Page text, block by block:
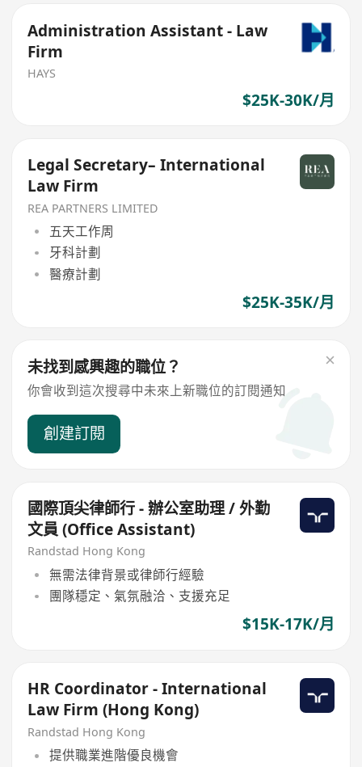
Administration Assistant - Law
Firm
HAYS
$25K-30K/月
Legal Secretary– International
Law Firm
REA PARTNERS LIMITED
五天工作周
牙科計劃
醫療計劃
$25K-35K/月
未找到感興趣的職位？
你會收到這次搜尋中未來上新職位的訂閱通知
創建訂閱
國際頂尖律師行 - 辦公室助理 / 外勤
文員 (Office Assistant)
Randstad Hong Kong
無需法律背景或律師行經驗
團隊穩定、氣氛融洽、支援充足
$15K-17K/月
HR Coordinator - International
Law Firm (Hong Kong)
Randstad Hong Kong
提供職業進階優良機會